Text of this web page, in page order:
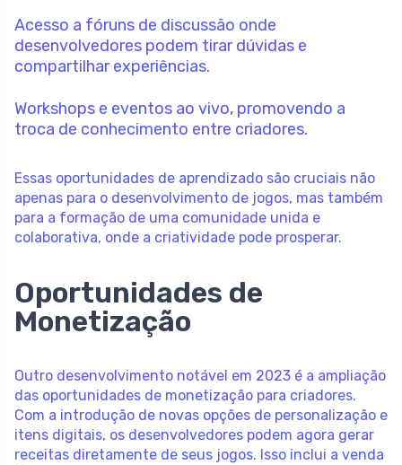
Acesso a fóruns de discussão onde
desenvolvedores podem tirar dúvidas e
compartilhar experiências.
Workshops e eventos ao vivo, promovendo a
troca de conhecimento entre criadores.
Essas oportunidades de aprendizado são cruciais não
apenas para o desenvolvimento de jogos, mas também
para a formação de uma comunidade unida e
colaborativa, onde a criatividade pode prosperar.
Oportunidades de
Monetização
Outro desenvolvimento notável em 2023 é a ampliação
das oportunidades de monetização para criadores.
Com a introdução de novas opções de personalização e
itens digitais, os desenvolvedores podem agora gerar
receitas diretamente de seus jogos. Isso inclui a venda